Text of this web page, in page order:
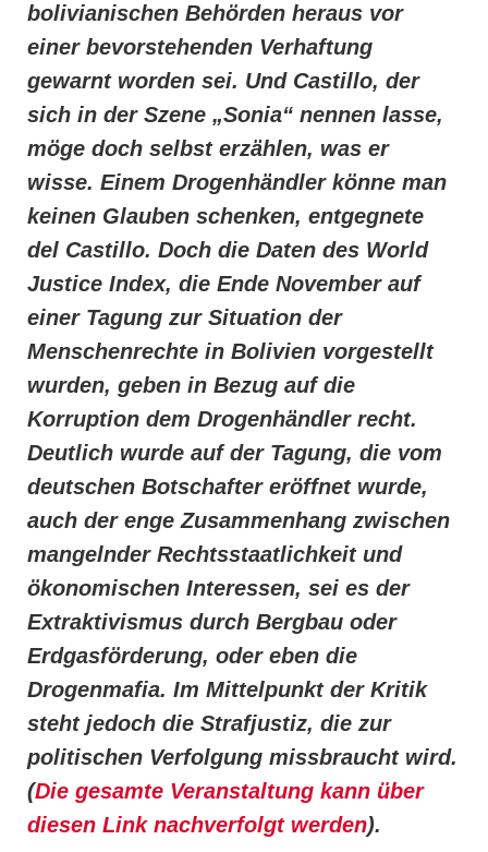
bolivianischen Behörden heraus vor
einer bevorstehenden Verhaftung
gewarnt worden sei. Und Castillo, der
sich in der Szene „Sonia“ nennen lasse,
möge doch selbst erzählen, was er
wisse. Einem Drogenhändler könne man
keinen Glauben schenken, entgegnete
del Castillo. Doch die Daten des World
Justice Index, die Ende November auf
einer Tagung zur Situation der
Menschenrechte in Bolivien vorgestellt
wurden, geben in Bezug auf die
Korruption dem Drogenhändler recht.
Deutlich wurde auf der Tagung, die vom
deutschen Botschafter eröffnet wurde,
auch der enge Zusammenhang zwischen
mangelnder Rechtsstaatlichkeit und
ökonomischen Interessen, sei es der
Extraktivismus durch Bergbau oder
Erdgasförderung, oder eben die
Drogenmafia. Im Mittelpunkt der Kritik
steht jedoch die Strafjustiz, die zur
politischen Verfolgung missbraucht wird.
(Die gesamte Veranstaltung kann über
diesen Link nachverfolgt werden).